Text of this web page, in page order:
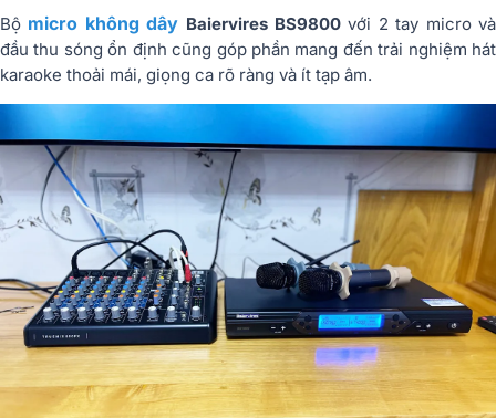
Bộ micro không dây Baiervires BS9800 với 2 tay micro và
đầu thu sóng ổn định cũng góp phần mang đến trải nghiệm hát
karaoke thoải mái, giọng ca rõ ràng và ít tạp âm.